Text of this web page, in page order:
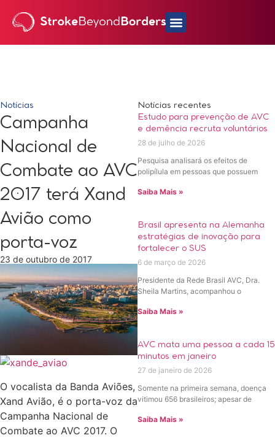
Notícias
Campanha
Nacional de
Combate ao AVC
2017 terá Xand
Avião como
porta-voz
23 de outubro de 2017
O vocalista da Banda Aviões,
Xand Avião, é o porta-voz da
Campanha Nacional de
Combate ao AVC 2017. O
Notícias recentes
Estudo para prevenção de AVC
e demência recruta voluntários
28 de julho de 2026
Pesquisa analisará os efeitos de
polipílula em pessoas que possuem
Saiba Mais »
Brasil apresenta na Alemanha
estratégias de inovação para
fortalecer o SUS
6 de março de 2026
Presidente da Rede Brasil AVC, Dra.
Sheila Martins, acompanhou o
Saiba Mais »
AVC mata uma pessoa a cada 15
minutos em janeiro
27 de janeiro de 2026
Somente na primeira semana, doença
vitimou 656 brasileiros; apesar de
Saiba Mais »